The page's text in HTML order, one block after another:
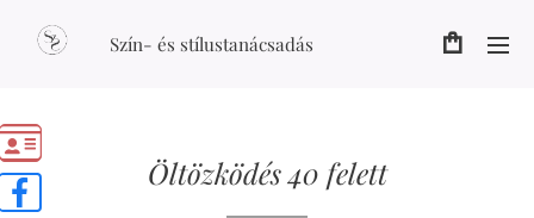
Szín- és stílustanácsadás
Öltözködés 40 felett